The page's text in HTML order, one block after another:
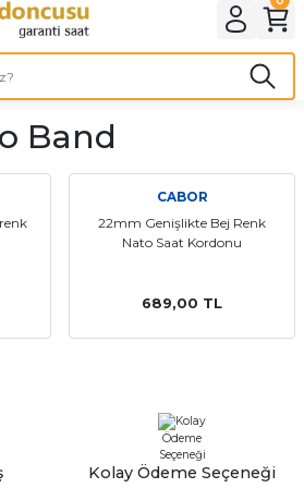
Dön
AYDINLATMA & ELEKTRİK
AYDINLATMA
OFİS MALZEMELERİ
Dön
Dön
Dön
Band
CABOR
22mm Genişlikte Bej Renk
Nato Saat Kordonu
689,00 TL
Kolay Ödeme Seçeneği